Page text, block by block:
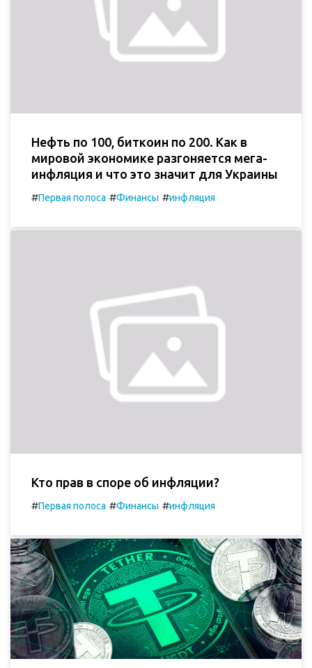
Нефть по 100, биткоин по 200. Как в
мировой экономике разгоняется мега-
инфляция и что это значит для Украины
#Первая полоса #Финансы #инфляция
Кто прав в споре об инфляции?
#Первая полоса #Финансы #инфляция